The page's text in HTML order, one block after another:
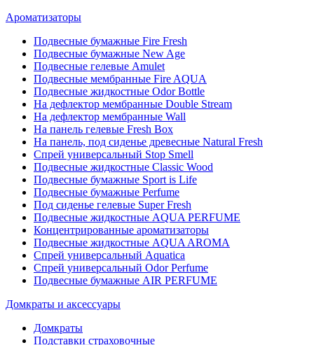
Ароматизаторы
Подвесные бумажные Fire Fresh
Подвесные бумажные New Age
Подвесные гелевые Amulet
Подвесные мембранные Fire AQUA
Подвесные жидкостные Odor Bottle
На дефлектор мембранные Double Stream
На дефлектор мембранные Wall
На панель гелевые Fresh Box
На панель, под сиденье древесные Natural Fresh
Спрей универсальный Stop Smell
Подвесные жидкостные Classic Wood
Подвесные бумажные Sport is Life
Подвесные бумажные Perfume
Под сиденье гелевые Super Fresh
Подвесные жидкостные AQUA PERFUME
Концентрированные ароматизаторы
Подвесные жидкостные AQUA AROMA
Спрей универсальный Aquatica
Спрей универсальный Odor Perfume
Подвесные бумажные AIR PERFUME
Домкраты и аксессуары
Домкраты
Подставки страховочные